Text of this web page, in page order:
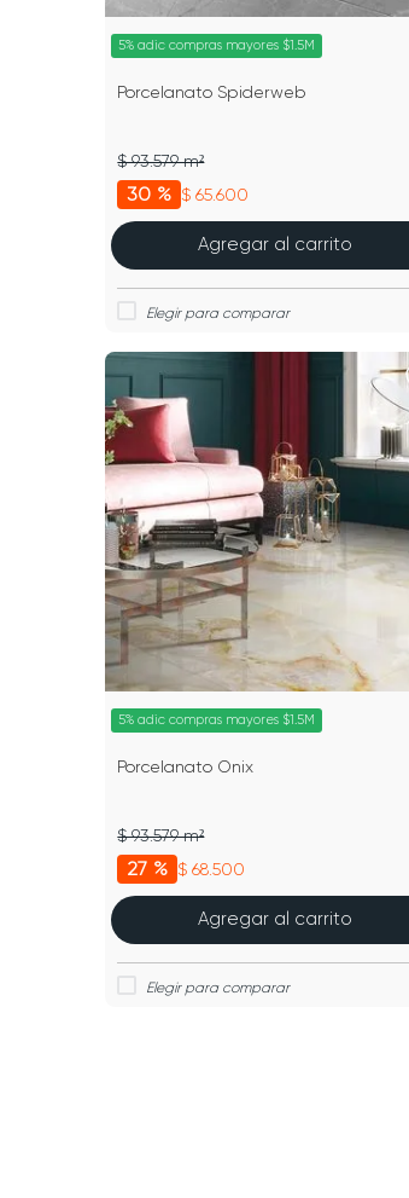
5% adic compras mayores $1.5M
Porcelanato Spiderweb
30 % $ 65.600
$ 93.579 m²
Agregar al carrito
5% adic compras mayores $1.5M
Porcelanato Onix
27 % $ 68.500
$ 93.579 m²
Agregar al carrito